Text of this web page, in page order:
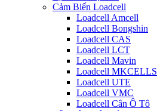
Cảm Biến Loadcell
Loadcell Amcell
Loadcell Bongshin
Loadcell CAS
Loadcell LCT
Loadcell Mavin
Loadcell MKCELLS
Loadcell UTE
Loadcell VMC
Loadcell Cân Ô Tô